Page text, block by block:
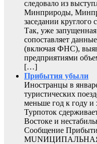
следовало из
Минприроды,
заседании круглого
Так, уже
сопоставляет
(включая ФНС),
предприятиями
[…]
Прибытия убыли
Иностранцы в
туристических
меньше год к году и
Турпоток
Востоке и
Сообщение